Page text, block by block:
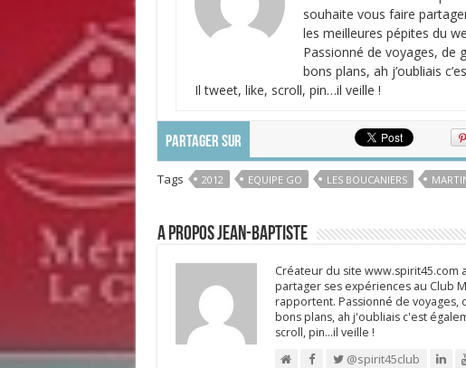
souhaite vous faire
les meilleures pépites du
Passionné de voyages, de
bons plans, ah j’oubliais
Il tweet, like, scroll, pin…il veille !
PARTAGER SUR
Tags 2012 EQUIPE GO LES BOUCANIERS
A propos Jean-Baptiste
Créateur du site www.spirit45.com
partager ses expériences au Club
rapportent. Passionné de
bons plans, ah j'oubliais c'est
scroll, pin…il veille !
@spirit45club